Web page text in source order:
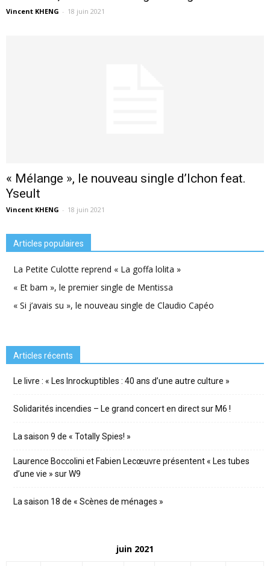
Vincent KHENG - 18 juin 2021
« Mélange », le nouveau single d’Ichon feat.
Yseult
Vincent KHENG - 18 juin 2021
Articles populaires
La Petite Culotte reprend « La goffa lolita »
« Et bam », le premier single de Mentissa
« Si j’avais su », le nouveau single de Claudio Capéo
Articles récents
Le livre : « Les Inrockuptibles : 40 ans d’une autre culture »
Solidarités incendies – Le grand concert en direct sur M6 !
La saison 9 de « Totally Spies! »
Laurence Boccolini et Fabien Lecœuvre présentent « Les tubes
d’une vie » sur W9
La saison 18 de « Scènes de ménages »
juin 2021